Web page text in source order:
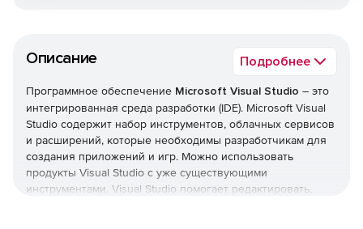
Описание Подробнее
Программное обеспечение Microsoft Visual Studio – это
интегрированная среда разработки (IDE). Microsoft Visual
Studio содержит набор инструментов, облачных сервисов
и расширений, которые необходимы разработчикам для
создания приложений и игр. Можно использовать
продукты Visual Studio с уже существующими
инструментами. Visual Studio помогает редактировать,